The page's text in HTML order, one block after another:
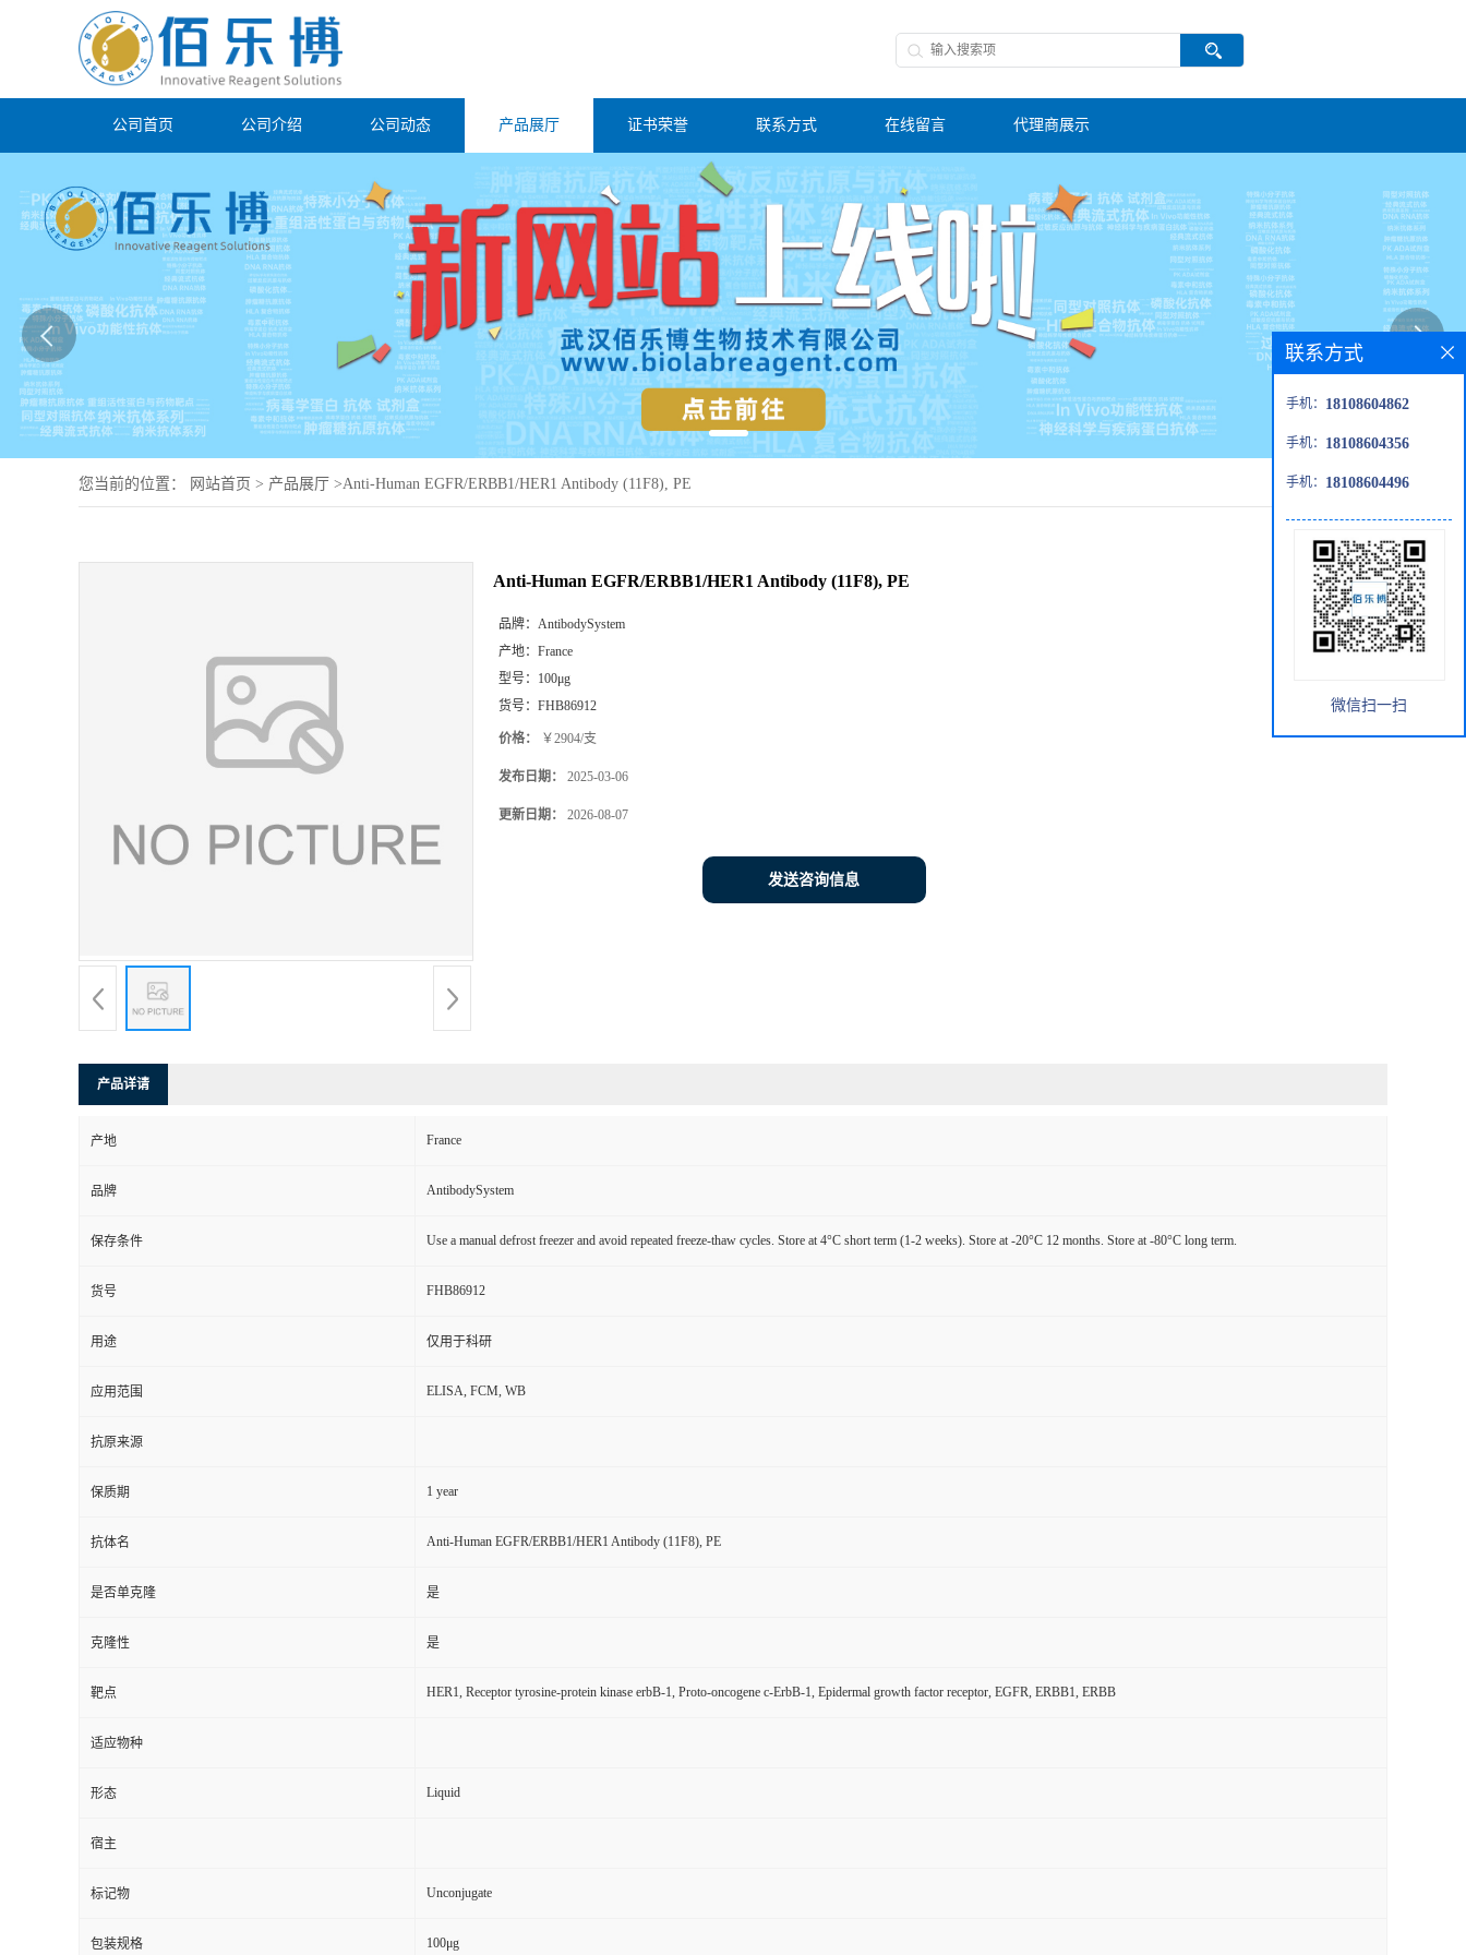
公司首页 公司介绍 公司动态 产品展厅 证书荣誉 联系方式 在线留言 代理商展示
您当前的位置： 网站首页 > 产品展厅 >Anti-Human EGFR/ERBB1/HER1 Antibody (11F8), PE
Anti-Human EGFR/ERBB1/HER1 Antibody (11F8), PE
品牌： AntibodySystem
产地： France
型号： 100μg
货号： FHB86912
价格： ￥2904/支
发布日期： 2025-03-06
更新日期： 2026-08-07
发送咨询信息
产品详请
产地 France
品牌 AntibodySystem
保存条件 Use a manual defrost freezer and avoid repeated freeze-thaw cycles. Store at 4°C short term (1-2 weeks). Store at -20°C 12 months. Store at -80°C long term.
货号 FHB86912
用途 仅用于科研
应用范围 ELISA, FCM, WB
抗原来源
保质期 1 year
抗体名 Anti-Human EGFR/ERBB1/HER1 Antibody (11F8), PE
是否单克隆 是
克隆性 是
靶点 HER1, Receptor tyrosine-protein kinase erbB-1, Proto-oncogene c-ErbB-1, Epidermal growth factor receptor, EGFR, ERBB1, ERBB
适应物种
形态 Liquid
宿主
标记物 Unconjugate
包装规格 100μg
联系方式
手机： 18108604862
手机： 18108604356
手机： 18108604496
微信扫一扫